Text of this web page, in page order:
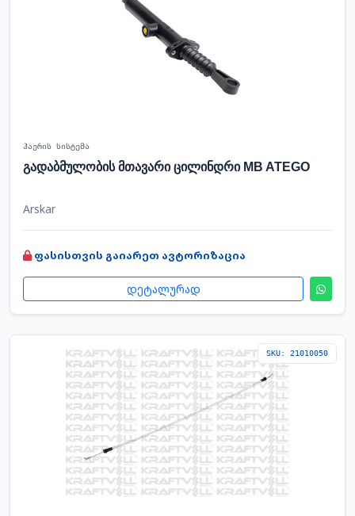
ჰაერის სისტემა
გადაბმულობის მთავარი ცილინდრი MB ATEGO
Arskar
ფასისთვის გაიარეთ ავტორიზაცია
დეტალურად
SKU: 21010050